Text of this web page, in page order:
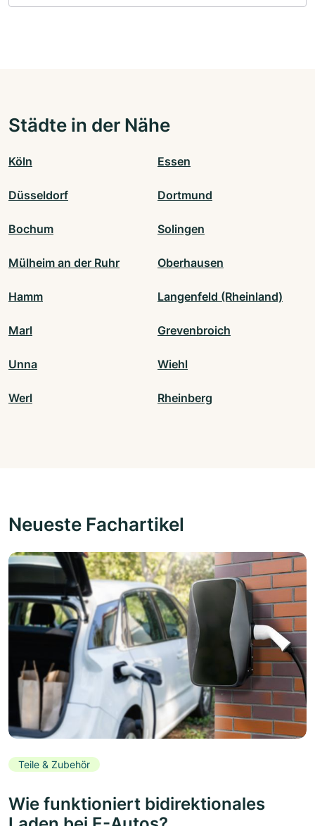
Städte in der Nähe
Köln Essen
Düsseldorf Dortmund
Bochum Solingen
Mülheim an der Ruhr Oberhausen
Hamm Langenfeld (Rheinland)
Marl Grevenbroich
Unna Wiehl
Werl Rheinberg
Neueste Fachartikel
Teile & Zubehör
Wie funktioniert bidirektionales